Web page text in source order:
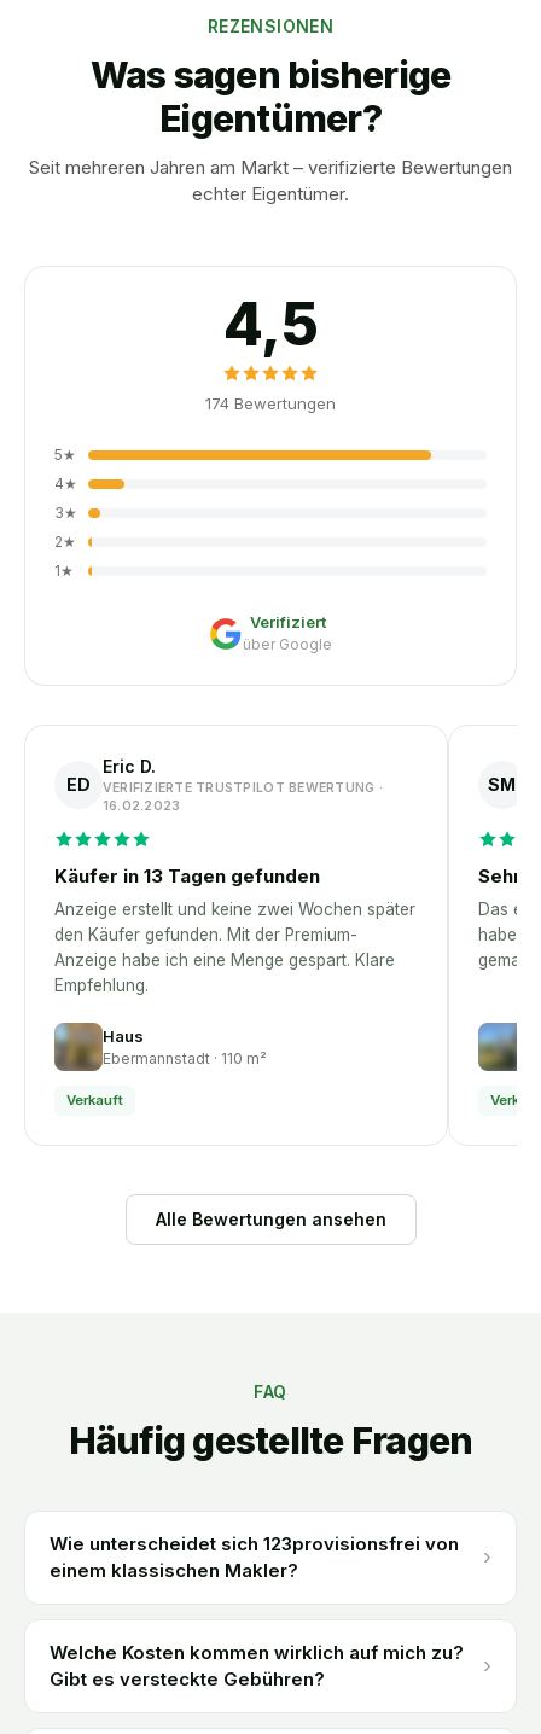
REZENSIONEN
Was sagen bisherige
Eigentümer?
Seit mehreren Jahren am Markt – verifizierte Bewertungen
echter Eigentümer.
4,5
174 Bewertungen
5★
4★
3★
2★
1★
Verifiziert
über Google
ED
Eric D.
VERIFIZIERTE TRUSTPILOT BEWERTUNG ·
16.02.2023
Käufer in 13 Tagen gefunden
Anzeige erstellt und keine zwei Wochen später
den Käufer gefunden. Mit der Premium-
Anzeige habe ich eine Menge gespart. Klare
Empfehlung.
Haus
Ebermannstadt · 110 m²
Verkauft
SM
Sehr
Das
habe –
Alle Bewertungen ansehen
FAQ
Häufig gestellte Fragen
Wie unterscheidet sich 123provisionsfrei von
einem klassischen Makler?
›
Welche Kosten kommen wirklich auf mich zu?
Gibt es versteckte Gebühren?
›